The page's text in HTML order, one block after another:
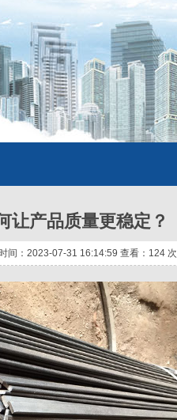
让产品质量更稳定？
间：2023-07-31 16:14:59 查看： 124 次